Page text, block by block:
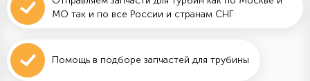
МО так и по все России и странам СНГ
Помощь в подборе запчастей для трубины